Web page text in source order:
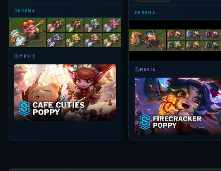
CHROMA
MOVIE
CHROMA
MOVIE